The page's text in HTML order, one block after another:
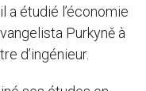
a étudié l’économie
Purkyně à
d’ingénieur.